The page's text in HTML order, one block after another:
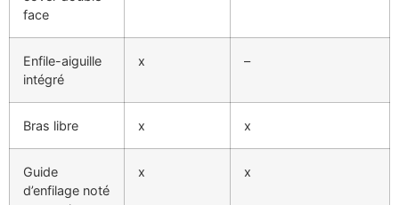
face
Enfile-aiguille
intégré
x –
Bras libre x x
Guide
d’enfilage noté
x x